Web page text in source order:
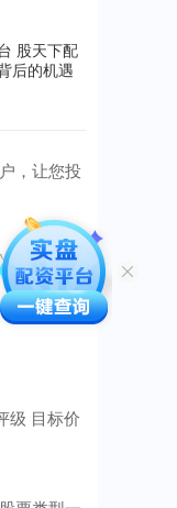
股天下配
后的机遇
，让您投
司：安
级 目标价